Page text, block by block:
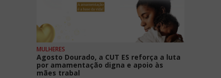
MULHERES
Agosto Dourado, a CUT ES reforça a luta
por amamentação digna e apoio às
mães trabal